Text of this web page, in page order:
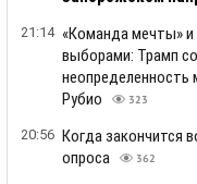
21:14 «Команда мечты» и
выборами: Трамп
неопределенность
Рубио
323
20:56 Когда закончится
опроса
362